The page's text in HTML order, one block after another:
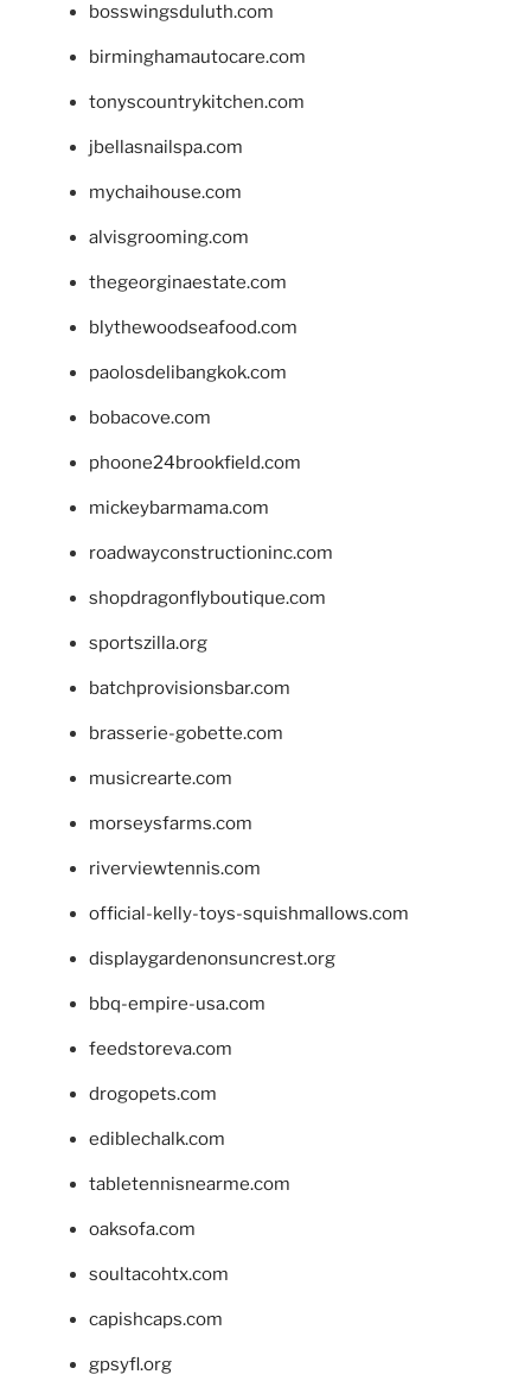
bosswingsduluth.com
birminghamautocare.com
tonyscountrykitchen.com
jbellasnailspa.com
mychaihouse.com
alvisgrooming.com
thegeorginaestate.com
blythewoodseafood.com
paolosdelibangkok.com
bobacove.com
phoone24brookfield.com
mickeybarmama.com
roadwayconstructioninc.com
shopdragonflyboutique.com
sportszilla.org
batchprovisionsbar.com
brasserie-gobette.com
musicrearte.com
morseysfarms.com
riverviewtennis.com
official-kelly-toys-squishmallows.com
displaygardenonsuncrest.org
bbq-empire-usa.com
feedstoreva.com
drogopets.com
ediblechalk.com
tabletennisnearme.com
oaksofa.com
soultacohtx.com
capishcaps.com
gpsyfl.org